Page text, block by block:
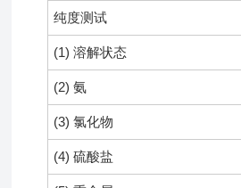
纯度测试
(1) 溶解状态
(2) 氨
(3) 氯化物
(4) 硫酸盐